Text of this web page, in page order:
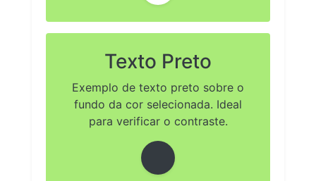
Texto Preto
Exemplo de texto preto sobre o
fundo da cor selecionada. Ideal
para verificar o contraste.